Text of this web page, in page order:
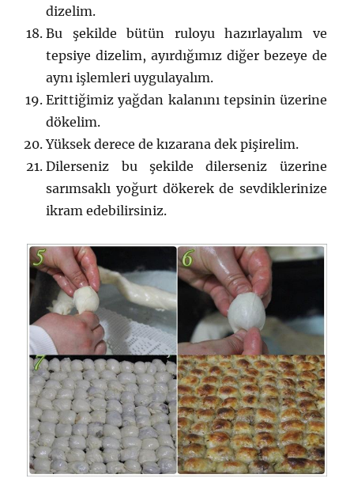
dizelim.
Bu şekilde bütün ruloyu hazırlayalım ve
tepsiye dizelim, ayırdığımız diğer bezeye de
aynı işlemleri uygulayalım.
Erittiğimiz yağdan kalanını tepsinin üzerine
dökelim.
Yüksek derece de kızarana dek pişirelim.
Dilerseniz bu şekilde dilerseniz üzerine
sarımsaklı yoğurt dökerek de sevdiklerinize
ikram edebilirsiniz.